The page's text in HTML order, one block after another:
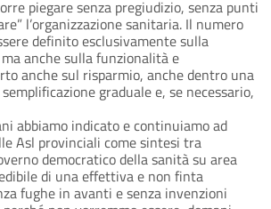
piegare senza pregiudizio, senza punti
l’organizzazione sanitaria. Il numero
definito esclusivamente sulla
anche sulla funzionalità e
anche sul risparmio, anche dentro una
graduale e, se necessario,
abbiamo indicato e continuiamo ad
Asl provinciali come sintesi tra
democratico della sanità su area
di una effettiva e non finta
fughe in avanti e senza invenzioni